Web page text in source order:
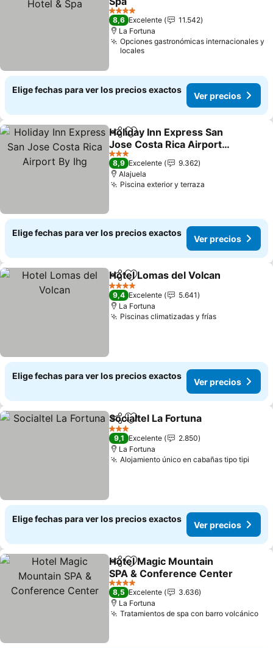
4 Estrellas
8,6 Excelente
11.542
La Fortuna
Opciones gastronómicas internacionales y
locales
Elige fechas para ver los precios exactos
Ver precios
CompartirAgregar a favoritos
Holiday Inn Express San
Jose Costa Rica Airport
By Ihg
3 Estrellas
8,9 Excelente
9.362
Alajuela
Piscina exterior y terraza
Elige fechas para ver los precios exactos
Ver precios
CompartirAgregar a favoritos
Hotel Lomas del Volcan
4 Estrellas
9,4 Excelente
5.641
La Fortuna
Piscinas climatizadas y frías
Elige fechas para ver los precios exactos
Ver precios
CompartirAgregar a favoritos
Socialtel La Fortuna
3 Estrellas
9,1 Excelente
2.850
La Fortuna
Alojamiento único en cabañas tipo tipi
Elige fechas para ver los precios exactos
Ver precios
CompartirAgregar a favoritos
Hotel Magic Mountain
SPA & Conference Center
4 Estrellas
8,5 Excelente
3.636
La Fortuna
Tratamientos de spa con barro volcánico